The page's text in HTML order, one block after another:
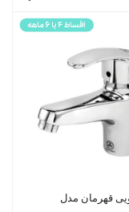
قهرمان مدل